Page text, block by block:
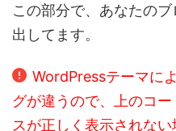
この部分で、あなたの
出してます。
WordPressテーマに
グが違うので、上のコ
スが正しく表示されな